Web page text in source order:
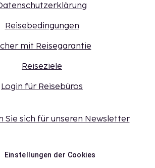
Reisebedingungen
mit Reisegarantie
Reiseziele
Login für Reisebüros
Sie sich für unseren Newsletter
Einstellungen der Cookies